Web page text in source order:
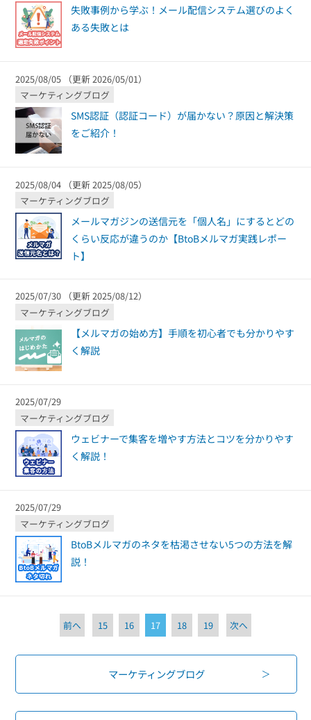
失敗事例から学ぶ！メール配信システム選びのよく
ある失敗とは
2025/08/05 （更新 2026/05/01）
マーケティングブログ
SMS認証（認証コード）が届かない？原因と解決策
をご紹介！
2025/08/04 （更新 2025/08/05）
マーケティングブログ
メールマガジンの送信元を「個人名」にするとどの
くらい反応が違うのか【BtoBメルマガ実践レポー
ト】
2025/07/30 （更新 2025/08/12）
マーケティングブログ
【メルマガの始め方】手順を初心者でも分かりやす
く解説
2025/07/29
マーケティングブログ
ウェビナーで集客を増やす方法とコツを分かりやす
く解説！
2025/07/29
マーケティングブログ
BtoBメルマガのネタを枯渇させない5つの方法を解
説！
前へ 15 16 17 18 19 次へ
マーケティングブログ